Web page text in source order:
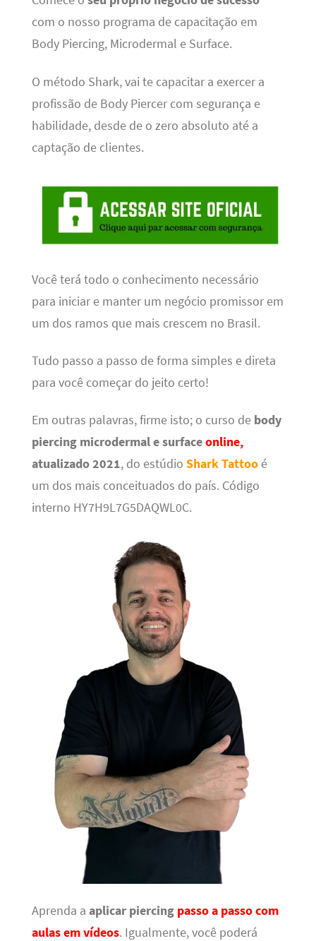
com o nosso programa de capacitação em
Body Piercing, Microdermal e Surface.
O método Shark, vai te capacitar a exercer a
profissão de Body Piercer com segurança e
habilidade, desde de o zero absoluto até a
captação de clientes.
Você terá todo o conhecimento necessário
para iniciar e manter um negócio promissor em
um dos ramos que mais crescem no Brasil.
Tudo passo a passo de forma simples e direta
para você começar do jeito certo!
Em outras palavras, firme isto; o curso de body
piercing microdermal e surfaceonline,
atualizado 2021, do estúdio Shark Tattooé
um dos mais conceituados do país. Código
interno HY7H9L7G5DAQWL0C.
Aprenda a aplicar piercing passo a passo com
aulas em vídeos. Igualmente, você poderá